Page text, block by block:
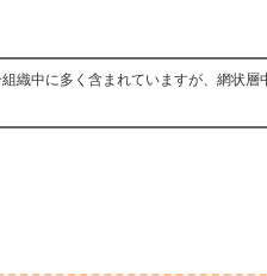
織中に多く含まれていますが、網状